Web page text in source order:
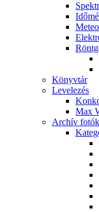
Könyv­tár
Le­ve­le­zés
Max
Ar­chív fo­tók